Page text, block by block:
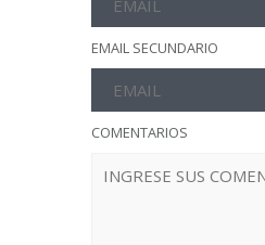
EMAIL SECUNDARIO
COMENTARIOS